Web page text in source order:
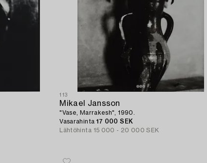
113
Mikael Jansson
"Vase, Marrakesh", 1990.
Vasarahinta 17 000 SEK
Lähtöhinta 15 000 - 20 000 SEK